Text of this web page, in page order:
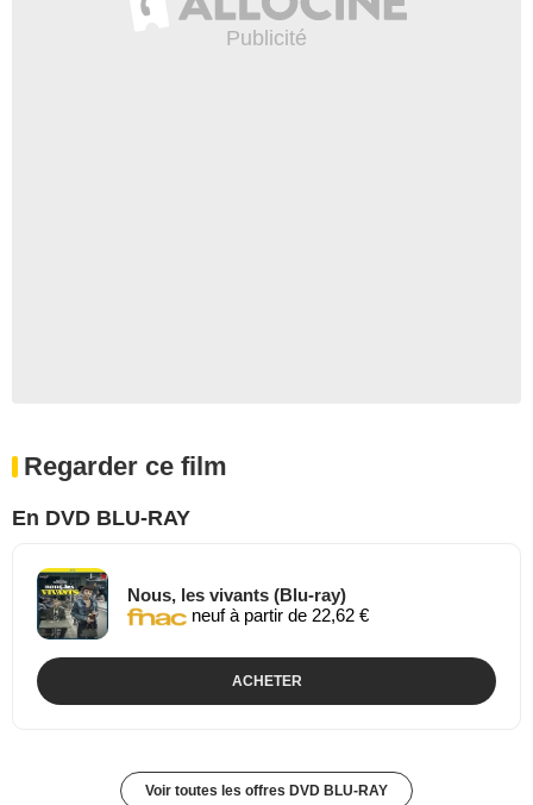
Regarder ce film
En DVD BLU-RAY
Nous, les vivants (Blu-ray)
neuf à partir de 22,62 €
ACHETER
Voir toutes les offres DVD BLU-RAY